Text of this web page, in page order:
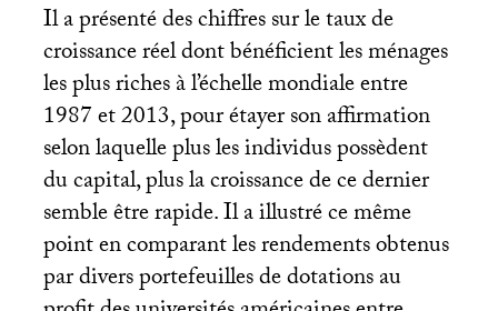
Il a présenté des chiffres sur le taux de
croissance réel dont bénéficient les ménages
les plus riches à l’échelle mondiale entre
1987 et 2013, pour étayer son affirmation
selon laquelle plus les individus possèdent
du capital, plus la croissance de ce dernier
semble être rapide. Il a illustré ce même
point en comparant les rendements obtenus
par divers portefeuilles de dotations au